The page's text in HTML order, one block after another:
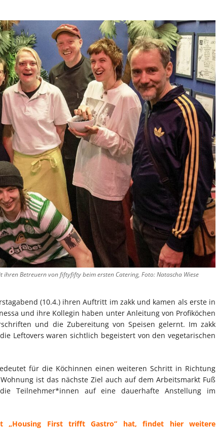
Betreuern von fiftyfifty beim ersten Catering, Foto: Natascha Wiese
(10.4.) ihren Auftritt im zakk und kamen als erste in
und ihre Kollegin haben unter Anleitung von Profiköchen
und die Zubereitung von Speisen gelernt. Im zakk
Leftovers waren sichtlich begeistert von den vegetarischen
für die Köchinnen einen weiteren Schritt in Richtung
ist das nächste Ziel auch auf dem Arbeitsmarkt Fuß
Teilnehmer*innen auf eine dauerhafte Anstellung im
„Housing First trifft Gastro” hat, findet hier weitere
INDUSTRIELLER CHIC: WIE
EINFAMILIENHAUS